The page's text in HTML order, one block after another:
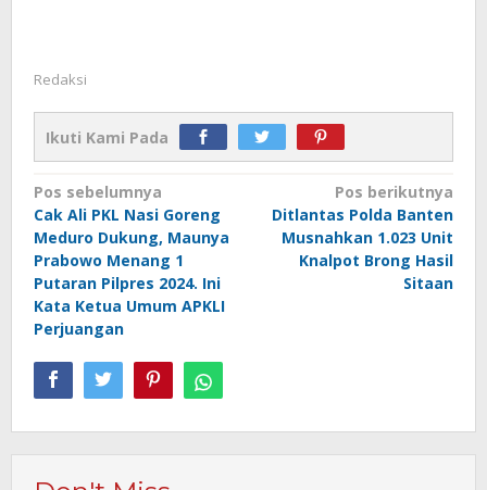
Redaksi
Ikuti Kami Pada
Navigasi
pos
Pos sebelumnya
Cak Ali PKL Nasi Goreng
Meduro Dukung, Maunya
Prabowo Menang 1
Putaran Pilpres 2024. Ini
Kata Ketua Umum APKLI
Perjuangan
Pos berikutnya
Ditlantas Polda Banten
Musnahkan 1.023 Unit
Knalpot Brong Hasil
Sitaan